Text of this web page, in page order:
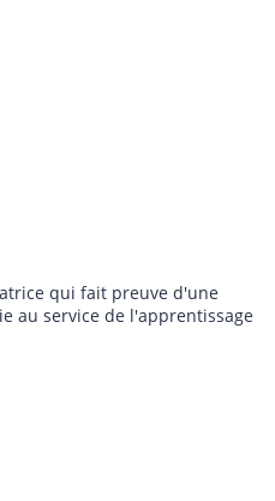
qui fait preuve d'une
au service de l'apprentissage